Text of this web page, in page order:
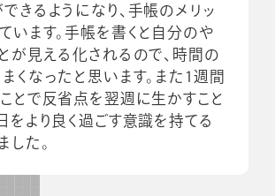
きるようになり、手帳のメリッ
います。手帳を書くと自分のや
が見える化されるので、時間の
くなったと思います。また1週間
とで反省点を翌週に生かすこと
をより良く過ごす意識を持てる
した。